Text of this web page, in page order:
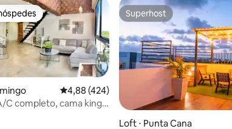
4,88 de uma avaliação média de 5, 424
4,88 (424)
C completo, cama king
Superhost
Superhost
Loft ⋅ Punta Cana